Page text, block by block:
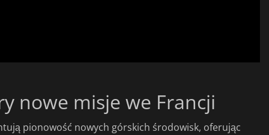
nowe misje we Francji
pionowość nowych górskich środowisk, oferując